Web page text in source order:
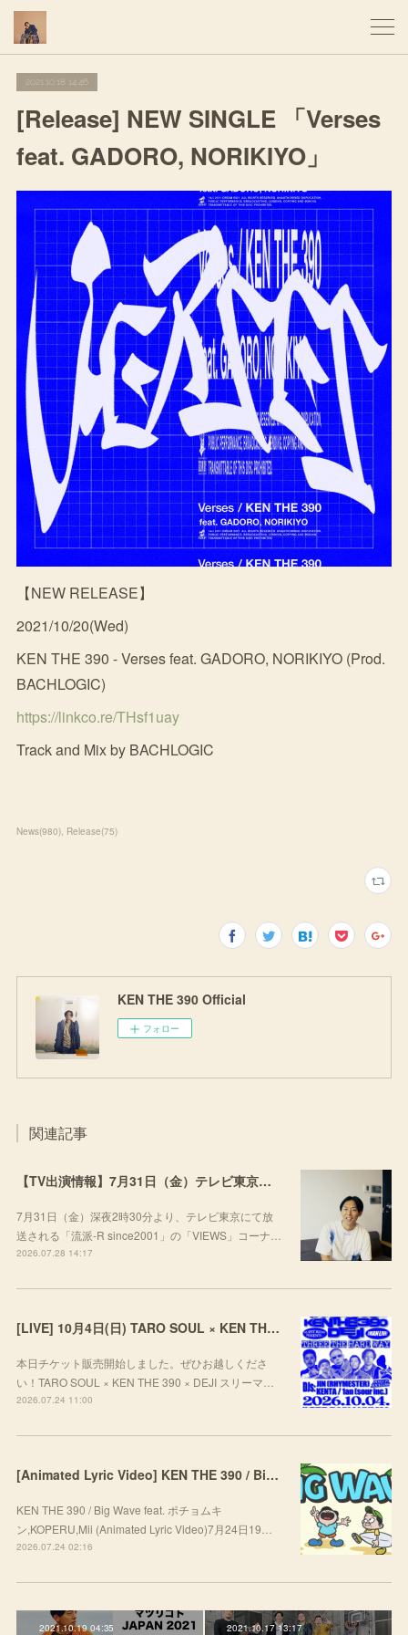
2021.10.18 14:46
[Release] NEW SINGLE 「Verses
feat. GADORO, NORIKIYO」
【NEW RELEASE】
2021/10/20(Wed)
KEN THE 390 - Verses feat. GADORO, NORIKIYO (Prod.
BACHLOGIC)
https://linkco.re/THsf1uay
Track and Mix by BACHLOGIC
News(980) Release(75)
KEN THE 390 Official
フォロー
関連記事
【TV出演情報】7月31日（金）テレビ東京「流派-R since2001」
7月31日（金）深夜2時30分より、テレビ東京にて放
送される「流派-R since2001」の「VIEWS」コーナ…
2026.07.28 14:17
[LIVE] 10月4日(日) TARO SOUL × KEN THE 390 × DEJI スリーマンLIVE "THREE THE HARD WAY” @ ORD. 代官山
本日チケット販売開始しました。ぜひお越しくださ
い！TARO SOUL × KEN THE 390 × DEJI スリーマ…
2026.07.24 11:00
[Animated Lyric Video] KEN THE 390 / Big Wave feat. ポチョムキン,KOPERU,Mii
KEN THE 390 / Big Wave feat. ポチョムキ
ン,KOPERU,Mii (Animated Lyric Video)7月24日19…
2026.07.24 02:16
2021.10.19 04:35 2021.10.17 13:17